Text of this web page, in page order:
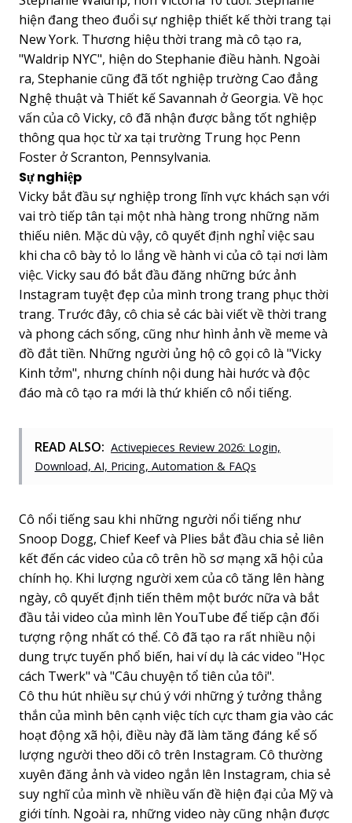
hiện đang theo đuổi sự nghiệp thiết kế thời trang tại
New York. Thương hiệu thời trang mà cô tạo ra,
"Waldrip NYC", hiện do Stephanie điều hành. Ngoài
ra, Stephanie cũng đã tốt nghiệp trường Cao đẳng
Nghệ thuật và Thiết kế Savannah ở Georgia. Về học
vấn của cô Vicky, cô đã nhận được bằng tốt nghiệp
thông qua học từ xa tại trường Trung học Penn
Foster ở Scranton, Pennsylvania.
Sự nghiệp
Vicky bắt đầu sự nghiệp trong lĩnh vực khách sạn với
vai trò tiếp tân tại một nhà hàng trong những năm
thiếu niên. Mặc dù vậy, cô quyết định nghỉ việc sau
khi cha cô bày tỏ lo lắng về hành vi của cô tại nơi làm
việc. Vicky sau đó bắt đầu đăng những bức ảnh
Instagram tuyệt đẹp của mình trong trang phục thời
trang. Trước đây, cô chia sẻ các bài viết về thời trang
và phong cách sống, cũng như hình ảnh về meme và
đồ đắt tiền. Những người ủng hộ cô gọi cô là "Vicky
Kinh tởm", nhưng chính nội dung hài hước và độc
đáo mà cô tạo ra mới là thứ khiến cô nổi tiếng.
READ ALSO: Activepieces Review 2026: Login,
Download, AI, Pricing, Automation & FAQs
Cô nổi tiếng sau khi những người nổi tiếng như
Snoop Dogg, Chief Keef và Plies bắt đầu chia sẻ liên
kết đến các video của cô trên hồ sơ mạng xã hội của
chính họ. Khi lượng người xem của cô tăng lên hàng
ngày, cô quyết định tiến thêm một bước nữa và bắt
đầu tải video của mình lên YouTube để tiếp cận đối
tượng rộng nhất có thể. Cô đã tạo ra rất nhiều nội
dung trực tuyến phổ biến, hai ví dụ là các video "Học
cách Twerk" và "Câu chuyện tổ tiên của tôi".
Cô thu hút nhiều sự chú ý với những ý tưởng thẳng
thắn của mình bên cạnh việc tích cực tham gia vào các
hoạt động xã hội, điều này đã làm tăng đáng kể số
lượng người theo dõi cô trên Instagram. Cô thường
xuyên đăng ảnh và video ngắn lên Instagram, chia sẻ
suy nghĩ của mình về nhiều vấn đề hiện đại của Mỹ và
giới tính. Ngoài ra, những video này cũng nhận được